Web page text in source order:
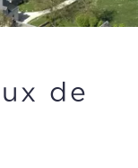
de